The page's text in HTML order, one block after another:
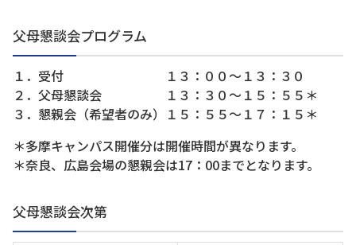
父母懇談会プログラム
１．受付 １３：００～１３：３０
２．父母懇談会 １３：３０～１５：５５＊
３．懇親会（希望者のみ）１５：５５～１７：１５＊
＊多摩キャンパス開催分は開催時間が異なります。
＊奈良、広島会場の懇親会は17：00までとなります。
父母懇談会次第